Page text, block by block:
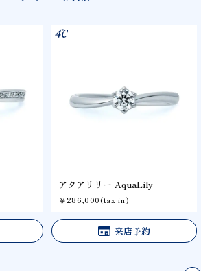
アクアリリー AquaLily
￥286,000(tax in)
来店予約